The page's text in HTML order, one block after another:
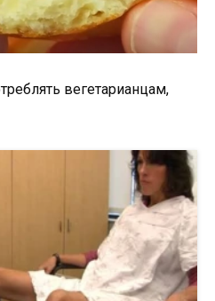
вегетарианцам,